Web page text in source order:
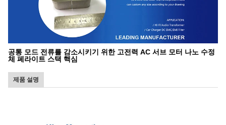
공통 모드 전류를 감소시키기 위한 고전력 AC 서브 모터 나노 수정
체 페라이트 스택 핵심
제품 설명